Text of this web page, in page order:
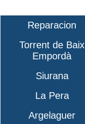
Reparacion
Torrent de Baix
Empordà
Siurana
La Pera
Argelaguer